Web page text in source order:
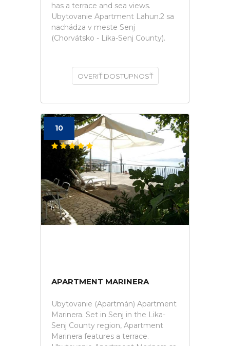
has a terrace and sea views.
Ubytovanie Apartment Lahun.2 sa
nachádza v meste Senj
(Chorvátsko - Lika-Senj County).
OVERIŤ DOSTUPNOSŤ
10
APARTMENT MARINERA
Ubytovanie (Apartmán) Apartment
Marinera. Set in Senj in the Lika-
Senj County region, Apartment
Marinera features a terrace.